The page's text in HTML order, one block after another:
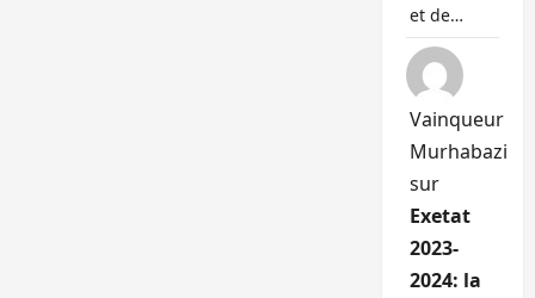
et de…
Vainqueur
Murhabazi
sur
Exetat
2023-
2024: la